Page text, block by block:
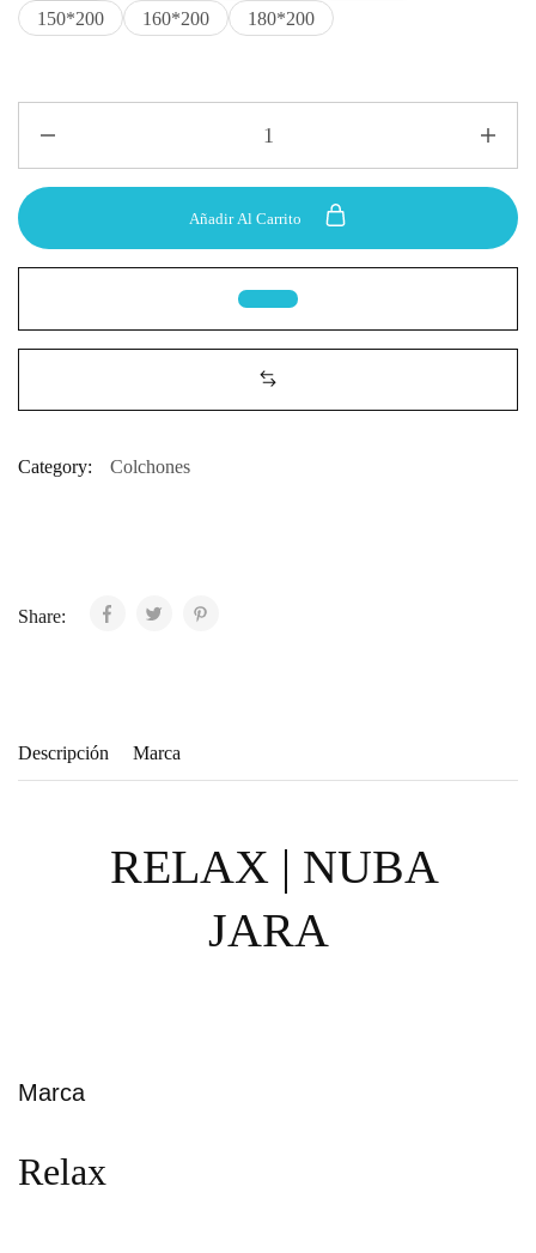
150*200
160*200 180*200
Añadir Al Carrito
Category: Colchones
Share:
Descripción Marca
RELAX | NUBA
JARA
Marca
Relax